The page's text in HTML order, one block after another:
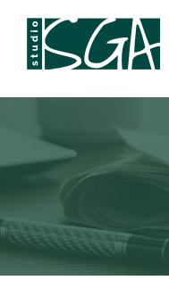
contenuto